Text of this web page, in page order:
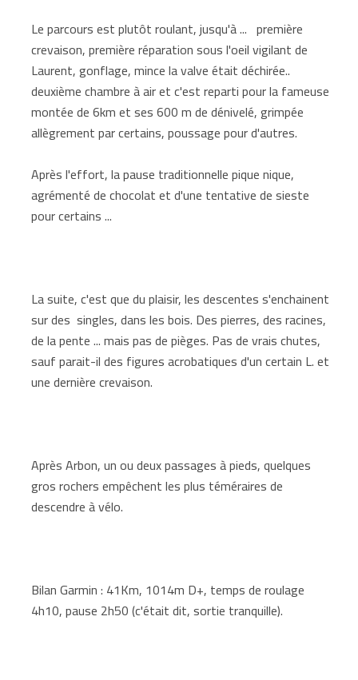
Le parcours est plutôt roulant, jusqu'à ... première
crevaison, première réparation sous l'oeil vigilant de
Laurent, gonflage, mince la valve était déchirée..
deuxième chambre à air et c'est reparti pour la fameuse
montée de 6km et ses 600 m de dénivelé, grimpée
allègrement par certains, poussage pour d'autres.
Après l'effort, la pause traditionnelle pique nique,
agrémenté de chocolat et d'une tentative de sieste
pour certains ...
La suite, c'est que du plaisir, les descentes s'enchainent
sur des singles, dans les bois. Des pierres, des racines,
de la pente ... mais pas de pièges. Pas de vrais chutes,
sauf parait-il des figures acrobatiques d'un certain L. et
une dernière crevaison.
Après Arbon, un ou deux passages à pieds, quelques
gros rochers empêchent les plus téméraires de
descendre à vélo.
Bilan Garmin : 41Km, 1014m D+, temps de roulage
4h10, pause 2h50 (c'était dit, sortie tranquille).